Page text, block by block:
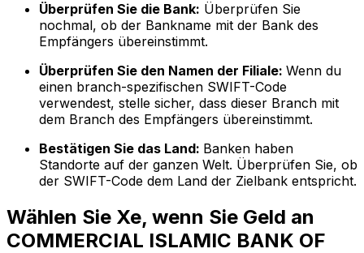
Überprüfen Sie die Bank: Überprüfen Sie
nochmal, ob der Bankname mit der Bank des
Empfängers übereinstimmt.
Überprüfen Sie den Namen der Filiale: Wenn du
einen branch-spezifischen SWIFT-Code
verwendest, stelle sicher, dass dieser Branch mit
dem Branch des Empfängers übereinstimmt.
Bestätigen Sie das Land: Banken haben
Standorte auf der ganzen Welt. Überprüfen Sie, ob
der SWIFT-Code dem Land der Zielbank entspricht.
Wählen Sie Xe, wenn Sie Geld an
COMMERCIAL ISLAMIC BANK OF